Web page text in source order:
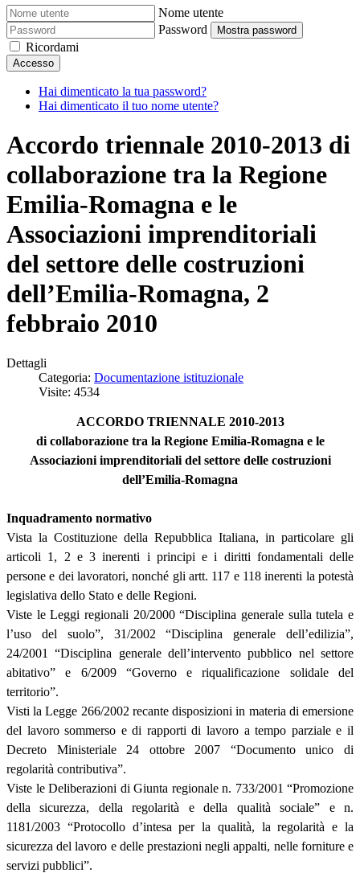
Nome utente
Password
Mostra password
Ricordami
Accesso
Hai dimenticato la tua password?
Hai dimenticato il tuo nome utente?
Accordo triennale 2010-2013 di
collaborazione tra la Regione
Emilia-Romagna e le
Associazioni imprenditoriali
del settore delle costruzioni
dell’Emilia-Romagna, 2
febbraio 2010
Dettagli
Categoria: Documentazione istituzionale
Visite: 4534
ACCORDO TRIENNALE 2010-2013
di collaborazione tra la Regione Emilia-Romagna e le
Associazioni imprenditoriali del settore delle costruzioni
dell’Emilia-Romagna
Inquadramento normativo
Vista la Costituzione della Repubblica Italiana, in particolare gli
articoli 1, 2 e 3 inerenti i principi e i diritti fondamentali delle
persone e dei lavoratori, nonché gli artt. 117 e 118 inerenti la potestà
legislativa dello Stato e delle Regioni.
Viste le Leggi regionali 20/2000 “Disciplina generale sulla tutela e
l’uso del suolo”, 31/2002 “Disciplina generale dell’edilizia”,
24/2001 “Disciplina generale dell’intervento pubblico nel settore
abitativo” e 6/2009 “Governo e riqualificazione solidale del
territorio”.
Visti la Legge 266/2002 recante disposizioni in materia di emersione
del lavoro sommerso e di rapporti di lavoro a tempo parziale e il
Decreto Ministeriale 24 ottobre 2007 “Documento unico di
regolarità contributiva”.
Viste le Deliberazioni di Giunta regionale n. 733/2001 “Promozione
della sicurezza, della regolarità e della qualità sociale” e n.
1181/2003 “Protocollo d’intesa per la qualità, la regolarità e la
sicurezza del lavoro e delle prestazioni negli appalti, nelle forniture e
servizi pubblici”.